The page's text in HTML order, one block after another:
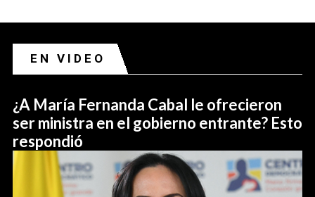
EN VIDEO
¿A María Fernanda Cabal le ofrecieron
ser ministra en el gobierno entrante? Esto
respondió